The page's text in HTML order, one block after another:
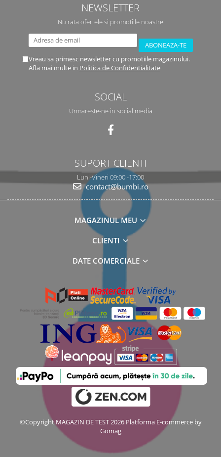
NEWSLETTER
Nu rata ofertele si promotiile noastre
Vreau sa primesc newsletter cu promotiile magazinului.
Afla mai multe in Politica de Confidentialitate
SOCIAL
Urmareste-ne in social media
SUPORT CLIENTI
Luni-Vineri 09:00 -17:00
contact@bumbi.ro
MAGAZINUL MEU
CLIENTI
DATE COMERCIALE
©Copyright MAGAZIN DE TEST 2026 Platforma E-commerce by
Gomag